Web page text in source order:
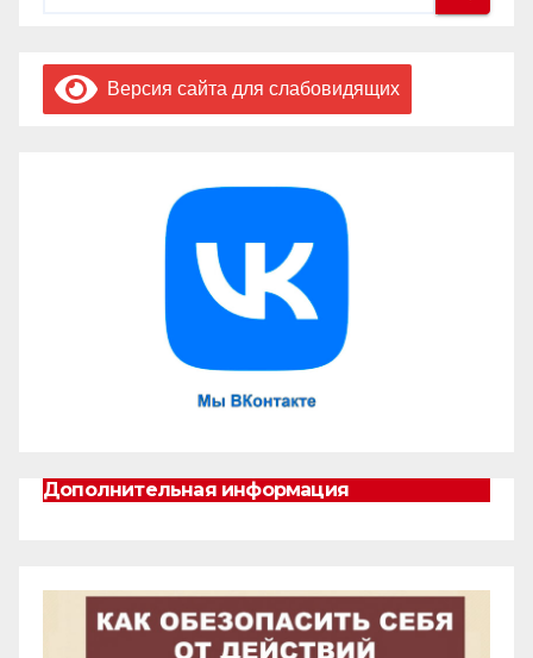
Версия сайта для слабовидящих
Дополнительная информация